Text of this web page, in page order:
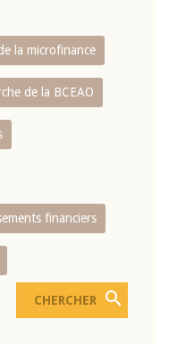
la microfinance
de la BCEAO
financiers